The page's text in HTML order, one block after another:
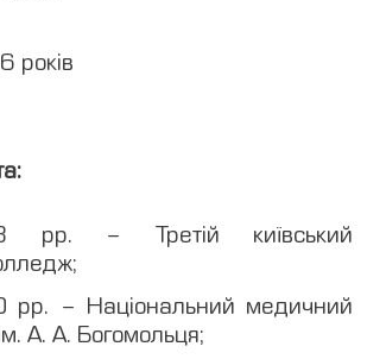
років
рр. – Третій київський
– Національний медичний
А. А. Богомольця;